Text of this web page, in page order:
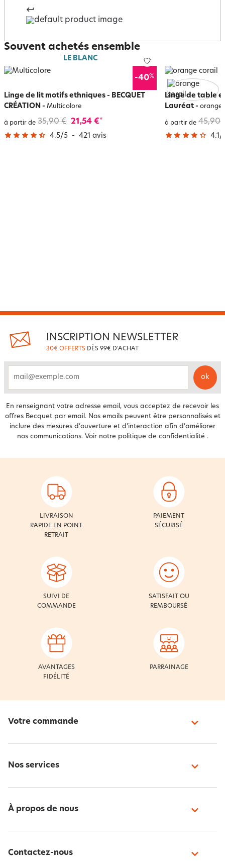
Souvent achetés ensemble
LE BLANC
-40%
Linge de lit motifs ethniques - BECQUET
CRÉATION - Multicolore
à partir de 35,90 € 21,54 €*
4.5/5 - 421 avis
Linge de table
Lauréat - orange
à partir de 45,90
4.1 /
INSCRIPTION NEWSLETTER
30€ OFFERTS DÈS 99€ D'ACHAT
ok
En renseignant votre adresse email, vous acceptez de recevoir les
offres Becquet par email. Nos emails peuvent être personnalisés et
inclure des mesures d’ouverture et d’interaction afin d’améliorer
nos communications. Voir notre politique de confidentialité .
LIVRAISON
RAPIDE EN POINT
RETRAIT
PAIEMENT
SÉCURISÉ
SUIVI DE
COMMANDE
SATISFAIT OU
REMBOURSÉ
AVANTAGES
FIDÉLITÉ
PARRAINAGE
Votre commande
Nos services
À propos de nous
Contactez-nous